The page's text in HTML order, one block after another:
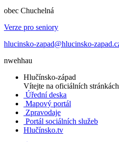
obec Chuchelná
Verze pro seniory
hlucinsko-zapad@hlucinsko-
nwehhau
Hlučínsko-západ
Vítejte na oficiálních
Úřední deska
Mapový portál
Zpravodaje
Portál sociálních služeb
Hlučínsko.tv